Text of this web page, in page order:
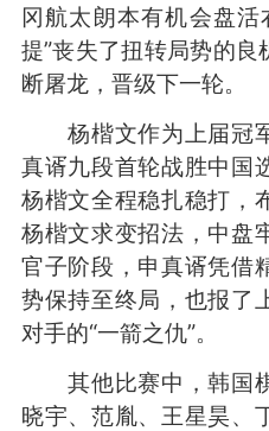
冈航太朗本有机会盘
提”丧失了扭转局势的
断屠龙，晋级下一轮。
杨楷文作为上届冠军
真谞九段首轮战胜中国
杨楷文全程稳扎稳打，
杨楷文求变招法，中盘
官子阶段，申真谞凭借
势保持至终局，也报了
对手的“一箭之仇”。
其他比赛中，韩国
晓宇、范胤、王星昊、